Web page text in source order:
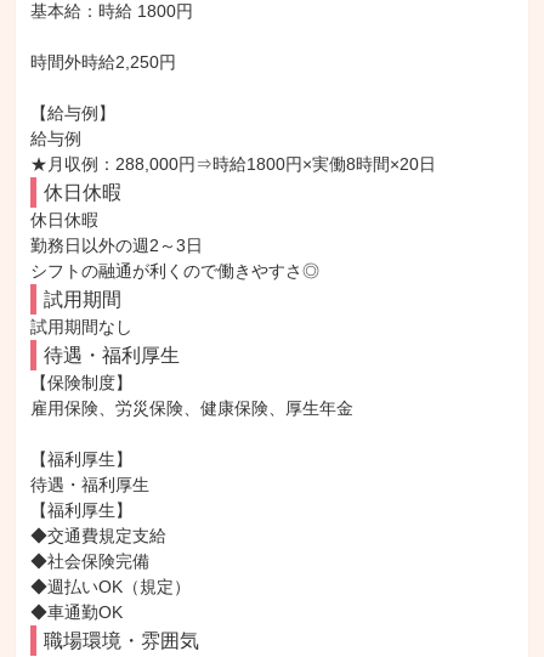
基本給：時給 1800円
時間外時給2,250円
【給与例】
給与例
★月収例：288,000円⇒時給1800円×実働8時間×20日
休日休暇
休日休暇
勤務日以外の週2～3日
シフトの融通が利くので働きやすさ◎
試用期間
試用期間なし
待遇・福利厚生
【保険制度】
雇用保険、労災保険、健康保険、厚生年金
【福利厚生】
待遇・福利厚生
【福利厚生】
◆交通費規定支給
◆社会保険完備
◆週払いOK（規定）
◆車通勤OK
職場環境・雰囲気